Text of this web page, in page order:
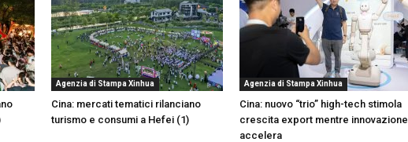
Agenzia di Stampa Xinhua
Cina: mercati tematici rilanciano
turismo e consumi a Hefei (1)
Agenzia di Stampa Xinhua
Cina: nuovo “trio” high-tech stimola
crescita export mentre innovazione
accelera